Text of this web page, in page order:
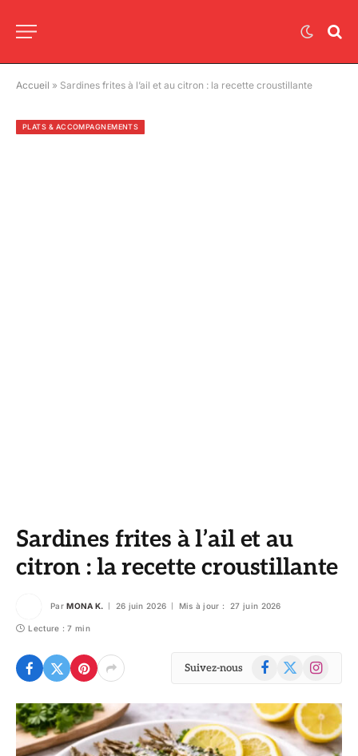
Accueil » Sardines frites à l’ail et au citron : la recette croustillante
PLATS & ACCOMPAGNEMENTS
Sardines frites à l’ail et au
citron : la recette croustillante
Par MONA K. 26 juin 2026 Mis à jour : 27 juin 2026
Lecture : 7 min
Suivez-nous Facebook
X
Instagram
© DR